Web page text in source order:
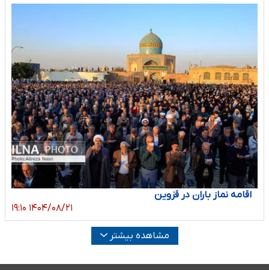
اقامه نماز باران در قزوین
۱۴۰۴/۰۸/۲۱ ۱۹:۱۰
مشاهده بیشتر